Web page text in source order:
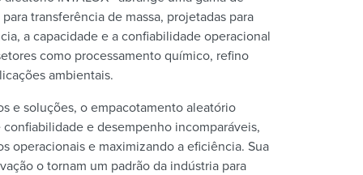
transferência de massa, projetadas para
a capacidade e a confiabilidade operacional
como processamento químico, refino
ambientais.
e soluções, o empacotamento aleatório
confiabilidade e desempenho incomparáveis,
operacionais e maximizando a eficiência. Sua
o tornam um padrão da indústria para